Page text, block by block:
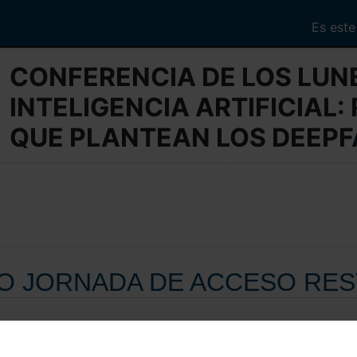
Es
CONFERENCIA DE LOS
INTELIGENCIA ARTIFICIAL:
QUE PLANTEAN LOS
JORNADA DE ACCESO